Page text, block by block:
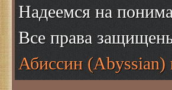
Надеемся на
Все права
Абиссин